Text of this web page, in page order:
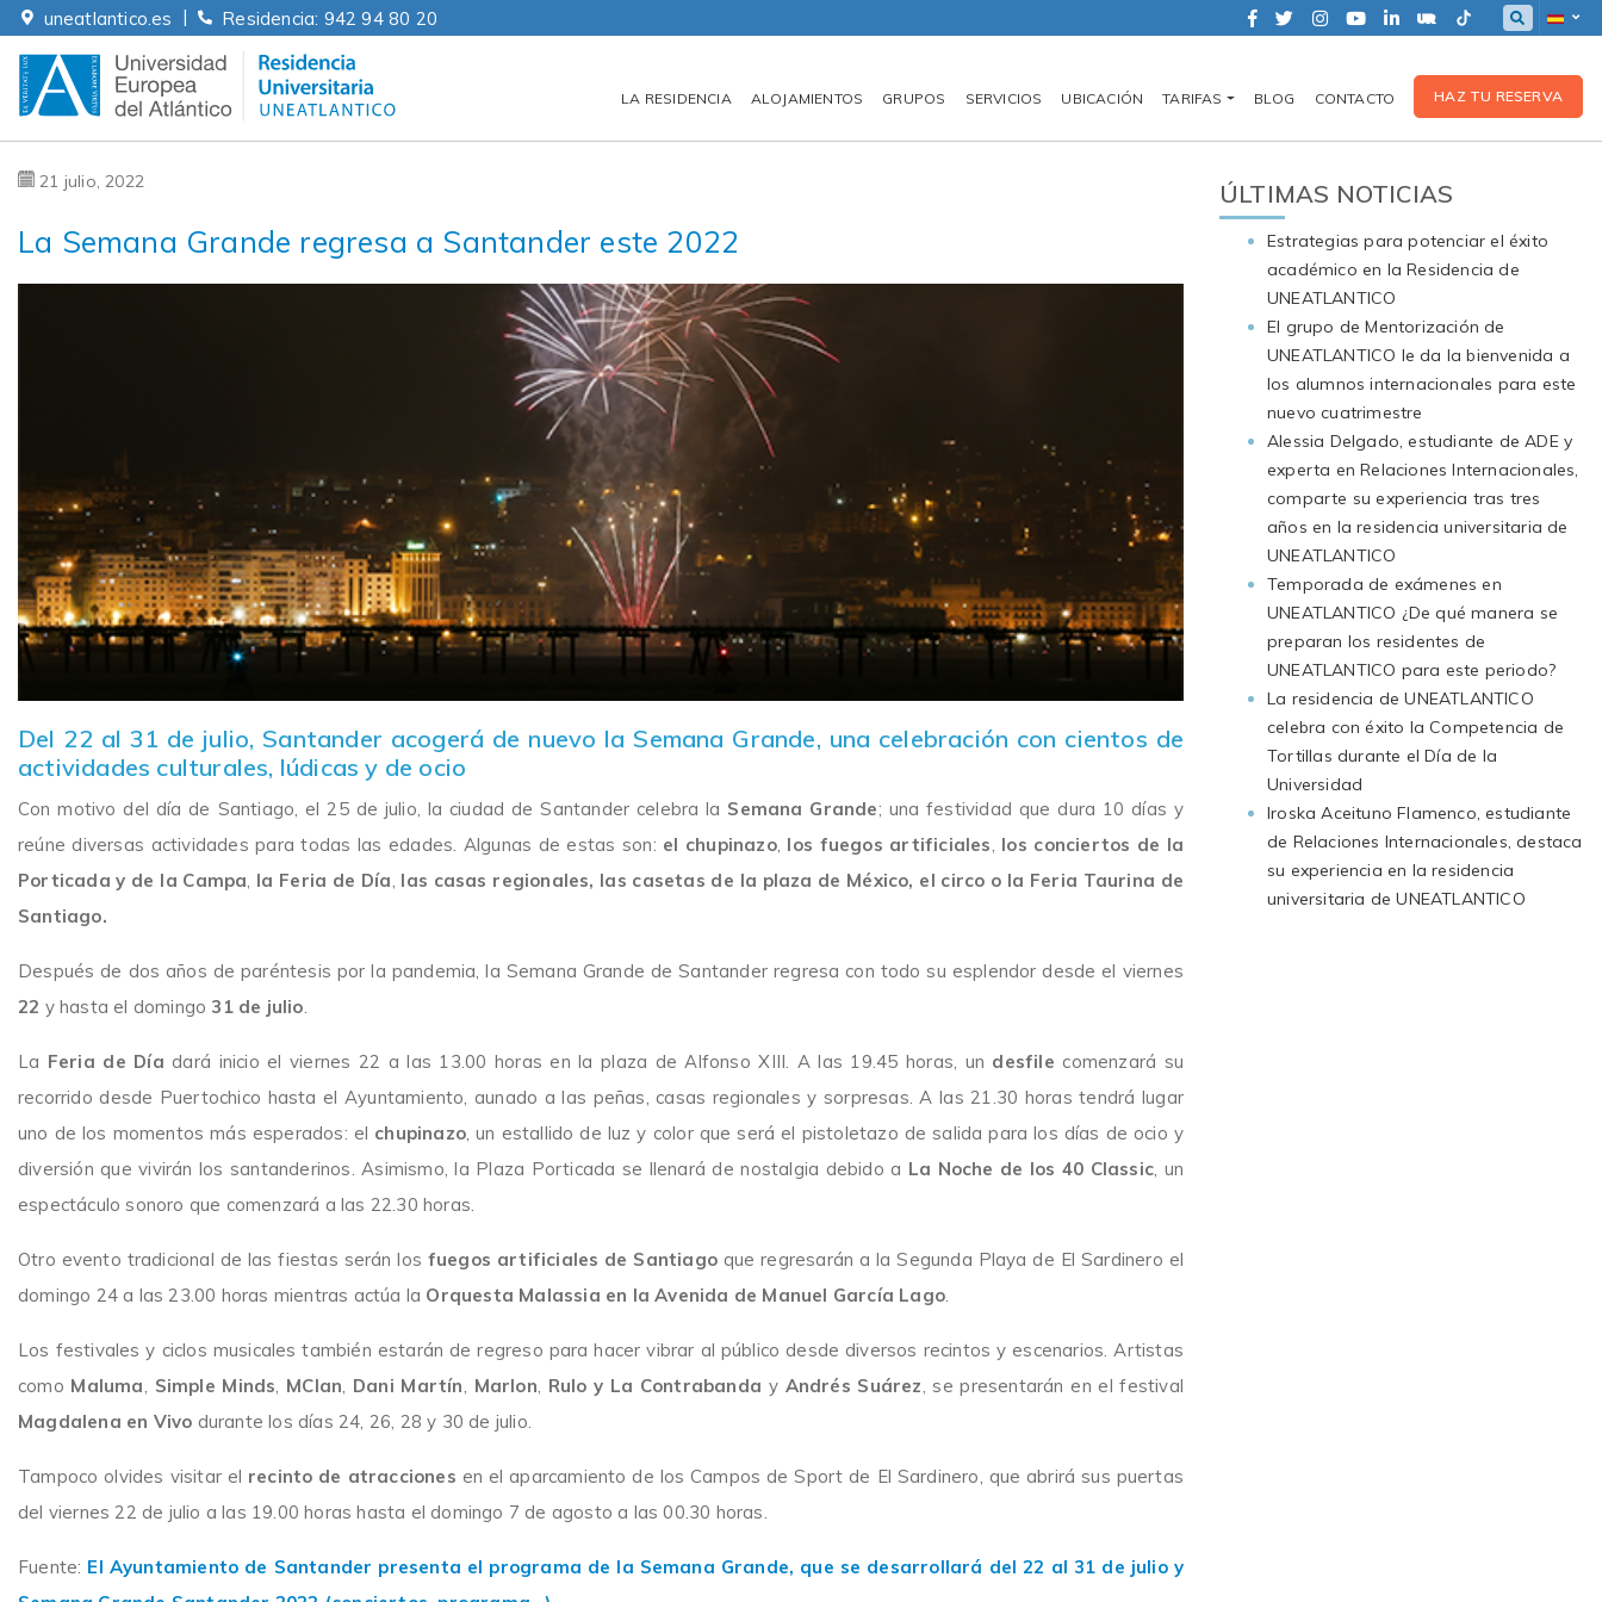
Skip
content
uneatlantico.es | Residencia: 942 94 80 20
Residencia Universitaria
LA RESIDENCIA ALOJAMIENTOS GRUPOS SERVICIOS UBICACIÓN TARIFAS BLOG CONTACTO HAZ TU RESERVA
21 julio, 2022
La Semana Grande regresa a Santander este 2022
Del 22 al 31 de julio, Santander acogerá de nuevo la Semana Grande, una celebración con cientos de
actividades culturales, lúdicas y de ocio
Con motivo del día de Santiago, el 25 de julio, la ciudad de Santander celebra la Semana Grande; una festividad que dura 10 días y
reúne diversas actividades para todas las edades. Algunas de estas son: el chupinazo, los fuegos artificiales, los conciertos de la
Porticada y de la Campa, la Feria de Día, las casas regionales, las casetas de la plaza de México, el circo o la Feria Taurina de
Santiago.
Después de dos años de paréntesis por la pandemia, la Semana Grande de Santander regresa con todo su esplendor desde el viernes
22 y hasta el domingo 31 de julio.
La Feria de Día dará inicio el viernes 22 a las 13.00 horas en la plaza de Alfonso XIII. A las 19.45 horas, un desfile comenzará su
recorrido desde Puertochico hasta el Ayuntamiento, aunado a las peñas, casas regionales y sorpresas. A las 21.30 horas tendrá lugar
uno de los momentos más esperados: el chupinazo, un estallido de luz y color que será el pistoletazo de salida para los días de ocio y
diversión que vivirán los santanderinos. Asimismo, la Plaza Porticada se llenará de nostalgia debido a La Noche de los 40 Classic, un
espectáculo sonoro que comenzará a las 22.30 horas.
Otro evento tradicional de las fiestas serán los fuegos artificiales de Santiago que regresarán a la Segunda Playa de El Sardinero el
domingo 24 a las 23.00 horas mientras actúa la Orquesta Malassia en la Avenida de Manuel García Lago.
Los festivales y ciclos musicales también estarán de regreso para hacer vibrar al público desde diversos recintos y escenarios. Artistas
como Maluma, Simple Minds, MClan, Dani Martín, Marlon, Rulo y La Contrabanda y Andrés Suárez, se presentarán en el festival
Magdalena en Vivo durante los días 24, 26, 28 y 30 de julio.
Tampoco olvides visitar el recinto de atracciones en el aparcamiento de los Campos de Sport de El Sardinero, que abrirá sus puertas
del viernes 22 de julio a las 19.00 horas hasta el domingo 7 de agosto a las 00.30 horas.
Fuente: El Ayuntamiento de Santander presenta el programa de la Semana Grande, que se desarrollará del 22 al 31 de julio y
ÚLTIMAS NOTICIAS
Estrategias para potenciar el éxito
académico en la Residencia de
UNEATLANTICO
El grupo de Mentorización de
UNEATLANTICO le da la bienvenida a
los alumnos internacionales para este
nuevo cuatrimestre
Alessia Delgado, estudiante de ADE y
experta en Relaciones Internacionales,
comparte su experiencia tras tres
años en la residencia universitaria de
UNEATLANTICO
Temporada de exámenes en
UNEATLANTICO ¿De qué manera se
preparan los residentes de
UNEATLANTICO para este periodo?
La residencia de UNEATLANTICO
celebra con éxito la Competencia de
Tortillas durante el Día de la
Universidad
Iroska Aceituno Flamenco, estudiante
de Relaciones Internacionales, destaca
su experiencia en la residencia
universitaria de UNEATLANTICO